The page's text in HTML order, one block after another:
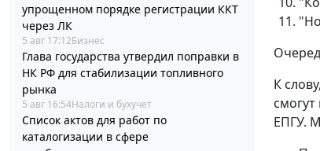
упрощенном порядке регистрации ККТ
через ЛК
5 авг 17:12Бизнес
Глава государства утвердил поправки в
НК РФ для стабилизации топливного
рынка
5 авг 16:54Налоги и бухучет
Список актов для работ по
каталогизации в сфере
К
ЕПГУ.